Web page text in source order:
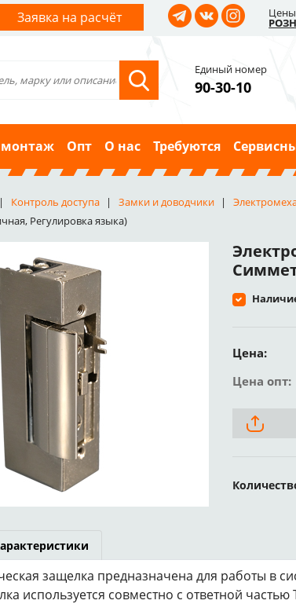
Заявка на расчёт
Единый номер
90-30-10
монтаж Опт О нас Требуются
Контроль доступа Замки и доводчики
Регулировка языка)
Цена:
Цена опт:
защелка предназначена для работы в
используется совместно с ответной